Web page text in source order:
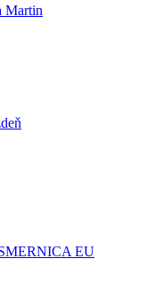
Martin
EU